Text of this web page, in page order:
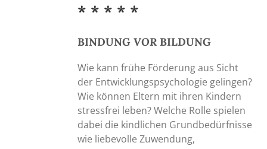
* * * * *
BINDUNGVOR BILDUNG
Wie kann frühe Förderung aus Sicht
der Entwicklungspsychologie gelingen?
Wie können Eltern mit ihren Kindern
stressfrei leben? Welche Rolle spielen
dabei die kindlichen Grundbedürfnisse
wie liebevolle Zuwendung,